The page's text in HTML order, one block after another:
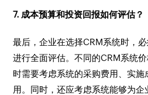
7. 成本预算和投资回报如何评估？
最后，企业在选择CRM系统时，
进行全面评估。不同的CRM系统
时需要考虑系统的采购费用、实
用。同时，还应考虑系统能够为